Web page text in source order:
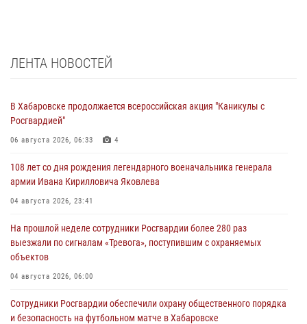
ЛЕНТА НОВОСТЕЙ
В Хабаровске продолжается всероссийская акция "Каникулы с
Росгвардией"
06 августа 2026, 06:33 4
108 лет со дня рождения легендарного военачальника генерала
армии Ивана Кирилловича Яковлева
04 августа 2026, 23:41
На прошлой неделе сотрудники Росгвардии более 280 раз
выезжали по сигналам «Тревога», поступившим с охраняемых
объектов
04 августа 2026, 06:00
Сотрудники Росгвардии обеспечили охрану общественного порядка
и безопасность на футбольном матче в Хабаровске